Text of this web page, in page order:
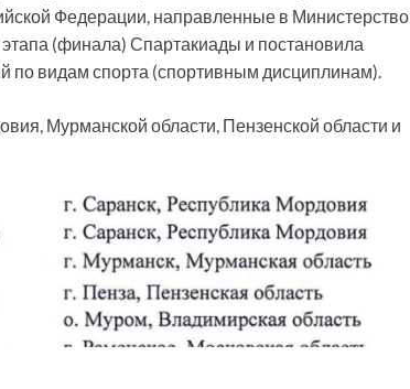
Федерации, направленные в Министерство
(финала) Спартакиады и постановила
по видам спорта (спортивным дисциплинам).
Мурманской области, Пензенской области и